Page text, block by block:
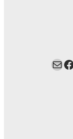
Mail Facebook